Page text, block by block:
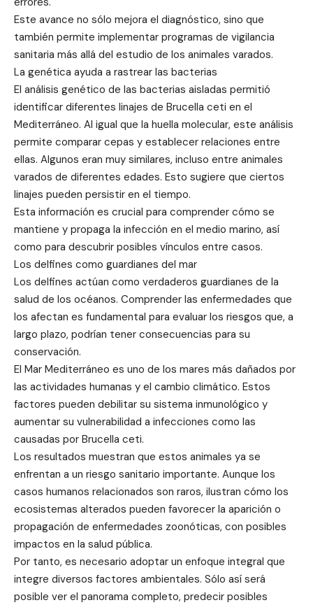
Este avance no sólo mejora el diagnóstico, sino que
también permite implementar programas de vigilancia
sanitaria más allá del estudio de los animales varados.
La genética ayuda a rastrear las bacterias
El análisis genético de las bacterias aisladas permitió
identificar diferentes linajes de Brucella ceti en el
Mediterráneo. Al igual que la huella molecular, este análisis
permite comparar cepas y establecer relaciones entre
ellas. Algunos eran muy similares, incluso entre animales
varados de diferentes edades. Esto sugiere que ciertos
linajes pueden persistir en el tiempo.
Esta información es crucial para comprender cómo se
mantiene y propaga la infección en el medio marino, así
como para descubrir posibles vínculos entre casos.
Los delfines como guardianes del mar
Los delfines actúan como verdaderos guardianes de la
salud de los océanos. Comprender las enfermedades que
los afectan es fundamental para evaluar los riesgos que, a
largo plazo, podrían tener consecuencias para su
conservación.
El Mar Mediterráneo es uno de los mares más dañados por
las actividades humanas y el cambio climático. Estos
factores pueden debilitar su sistema inmunológico y
aumentar su vulnerabilidad a infecciones como las
causadas por Brucella ceti.
Los resultados muestran que estos animales ya se
enfrentan a un riesgo sanitario importante. Aunque los
casos humanos relacionados son raros, ilustran cómo los
ecosistemas alterados pueden favorecer la aparición o
propagación de enfermedades zoonóticas, con posibles
impactos en la salud pública.
Por tanto, es necesario adoptar un enfoque integral que
integre diversos factores ambientales. Sólo así será
posible ver el panorama completo, predecir posibles